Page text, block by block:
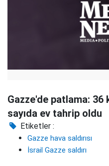
Gazze'de patlama: 36
sayıda ev tahrip oldu
Etiketler :
Gazze hava saldırısı
İsrail Gazze saldırı